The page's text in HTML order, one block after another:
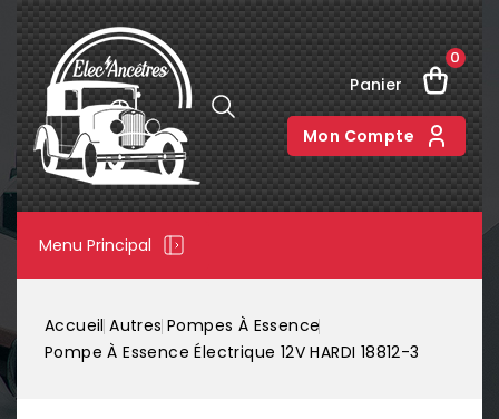
Panier
0
Mon Compte
Menu Principal
Accueil Autres Pompes À Essence
Pompe À Essence Électrique 12V HARDI 18812-3